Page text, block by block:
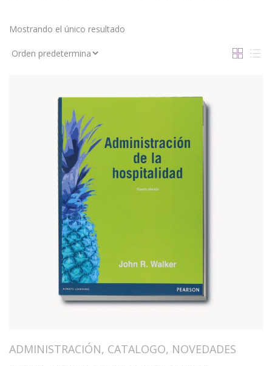
Mostrando el único resultado
ADMINISTRACIÓN, CATALOGO, NOVEDADES